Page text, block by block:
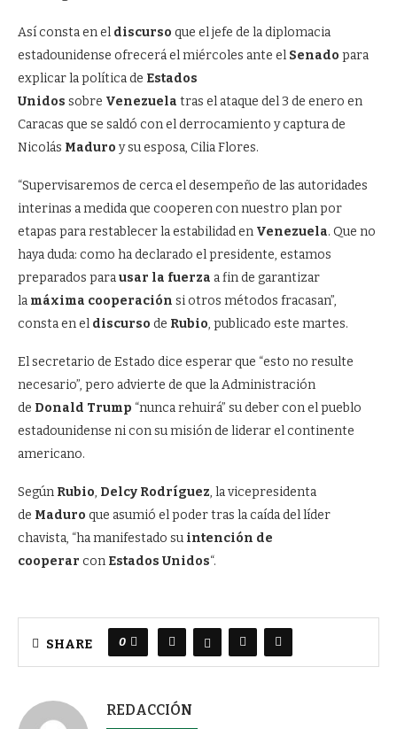
Así consta en el discurso que el jefe de la diplomacia
estadounidense ofrecerá el miércoles ante el Senado para
explicar la política de Estados
Unidos sobre Venezuela tras el ataque del 3 de enero en
Caracas que se saldó con el derrocamiento y captura de
Nicolás Maduro y su esposa, Cilia Flores.
“Supervisaremos de cerca el desempeño de las autoridades
interinas a medida que cooperen con nuestro plan por
etapas para restablecer la estabilidad en Venezuela. Que no
haya duda: como ha declarado el presidente, estamos
preparados parausar la fuerza a fin de garantizar
la máxima cooperación si otros métodos fracasan”,
consta en el discurso de Rubio, publicado este martes.
El secretario de Estado dice esperar que “esto no resulte
necesario”, pero advierte de que la Administración
de Donald Trump “nunca rehuirá” su deber con el pueblo
estadounidense ni con su misión de liderar el continente
americano.
Según Rubio, Delcy Rodríguez, la vicepresidenta
de Maduro que asumió el poder tras la caída del líder
chavista, “ha manifestado su intención de
cooperar con Estados Unidos“.
SHARE 0
REDACCIÓN